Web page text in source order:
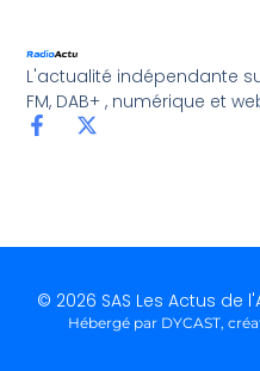
L'actualité indépendante
FM, DAB+ , numérique et
© 2026 SAS Les Actus de
Hébergé par DYCAST,